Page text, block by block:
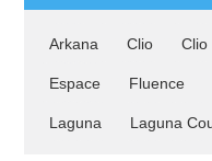
Arkana Clio Clio
Espace Fluence
Laguna Laguna